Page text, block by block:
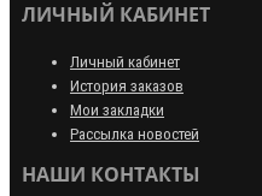
ЛИЧНЫЙ КАБИНЕТ
Личный кабинет
История заказов
Мои закладки
Рассылка новостей
НАШИ КОНТАКТЫ